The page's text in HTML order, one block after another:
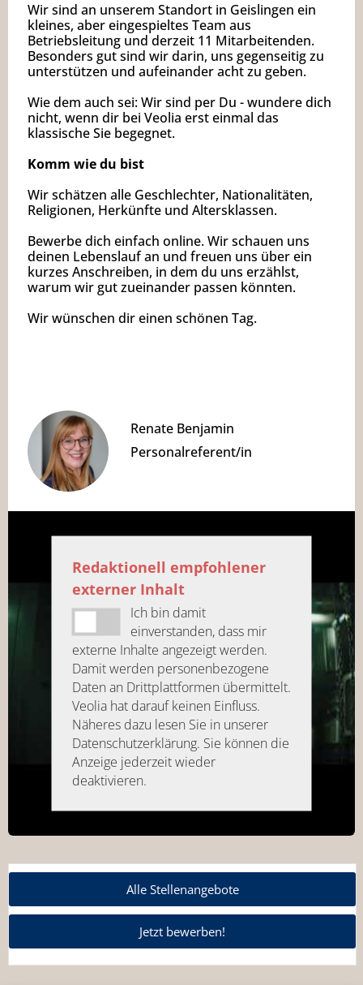
Alle Stellenangebote
Jetzt bewerben!
Wir sind an unserem Standort in Geislingen ein
kleines, aber eingespieltes Team aus
Betriebsleitung und derzeit 11 Mitarbeitenden.
Besonders gut sind wir darin, uns gegenseitig zu
unterstützen und aufeinander acht zu geben.
Wie dem auch sei: Wir sind per Du - wundere dich
nicht, wenn dir bei Veolia erst einmal das
klassische Sie begegnet.
Komm wie du bist
Wir schätzen alle Geschlechter, Nationalitäten,
Religionen, Herkünfte und Altersklassen.
Bewerbe dich einfach online. Wir schauen uns
deinen Lebenslauf an und freuen uns über ein
kurzes Anschreiben, in dem du uns erzählst,
warum wir gut zueinander passen könnten.
Wir wünschen dir einen schönen Tag.
Renate Benjamin
Personalreferent/in
Redaktionell empfohlener
externer Inhalt
Ich bin damit
einverstanden, dass mir
externe Inhalte angezeigt werden.
Damit werden personenbezogene
Daten an Drittplattformen übermittelt.
Veolia hat darauf keinen Einfluss.
Näheres dazu lesen Sie in unserer
Datenschutzerklärung. Sie können die
Anzeige jederzeit wieder
deaktivieren.